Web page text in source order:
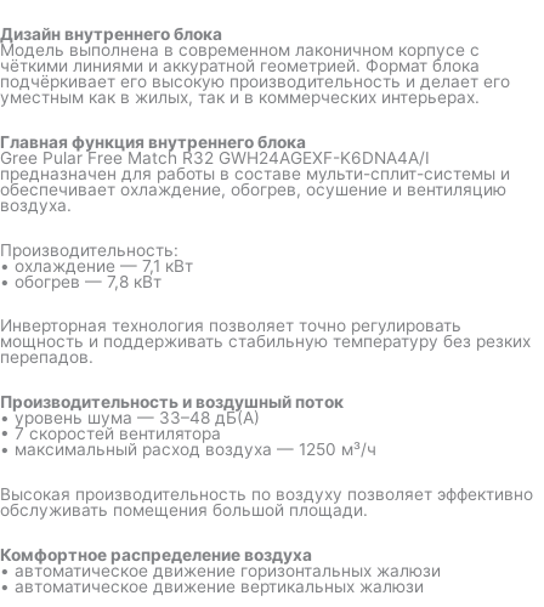
Дизайн внутреннего блока
Модель выполнена в современном лаконичном корпусе с
чёткими линиями и аккуратной геометрией. Формат блока
подчёркивает его высокую производительность и делает его
уместным как в жилых, так и в коммерческих интерьерах.
Главная функция внутреннего блока
Gree Pular Free Match R32 GWH24AGEXF-K6DNA4A/I
предназначен для работы в составе мульти-сплит-системы и
обеспечивает охлаждение, обогрев, осушение и вентиляцию
воздуха.
Производительность:
• охлаждение — 7,1 кВт
• обогрев — 7,8 кВт
Инверторная технология позволяет точно регулировать
мощность и поддерживать стабильную температуру без резких
перепадов.
Производительность и воздушный поток
• уровень шума — 33–48 дБ(А)
• 7 скоростей вентилятора
• максимальный расход воздуха — 1250 м³/ч
Высокая производительность по воздуху позволяет эффективно
обслуживать помещения большой площади.
Комфортное распределение воздуха
• автоматическое движение горизонтальных жалюзи
• автоматическое движение вертикальных жалюзи